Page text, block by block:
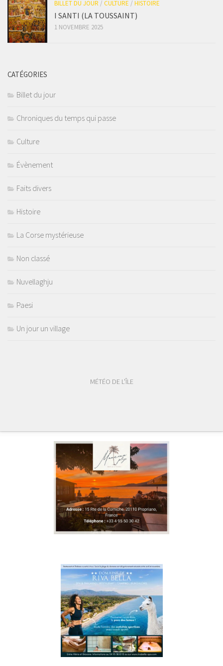
BILLET DU JOUR / CULTURE / HISTOIRE
I SANTI (LA TOUSSAINT)
1 NOVEMBRE 2025
CATÉGORIES
Billet du jour
Chroniques du temps qui passe
Culture
Évènement
Faits divers
Histoire
La Corse mystérieuse
Non classé
Nuvellaghju
Paesi
Un jour un village
MÉTÉO DE L'ÎLE